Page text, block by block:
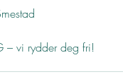
– vi rydder deg fri!